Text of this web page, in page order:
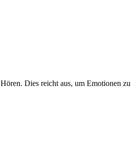
Dies reicht aus, um Emotionen zu